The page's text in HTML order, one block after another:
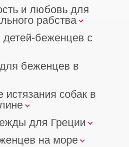
и любовь для
рабства
беженцев с
беженцев в
собак в
для Греции
на море